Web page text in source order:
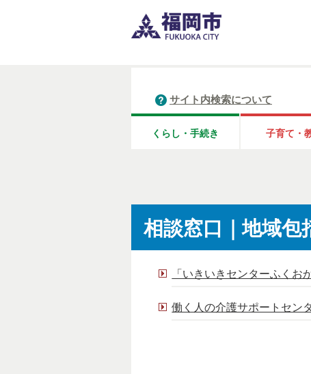
サイト内検索について
くらし・手続き 子育て・
相談窓口｜地域包
「いきいきセンターふくお
働く人の介護サポートセン